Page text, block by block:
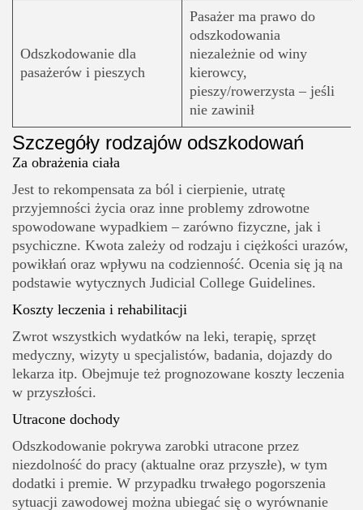
Odszkodowanie dla
pasażerów i pieszych
Pasażer ma prawo do
odszkodowania
niezależnie od winy
kierowcy,
pieszy/rowerzysta – jeśli
nie zawinił
Szczegóły rodzajów odszkodowań
Za obrażenia ciała
Jest to rekompensata za ból i cierpienie, utratę
przyjemności życia oraz inne problemy zdrowotne
spowodowane wypadkiem – zarówno fizyczne, jak i
psychiczne. Kwota zależy od rodzaju i ciężkości urazów,
powikłań oraz wpływu na codzienność. Ocenia się ją na
podstawie wytycznych Judicial College Guidelines.
Koszty leczenia i rehabilitacji
Zwrot wszystkich wydatków na leki, terapię, sprzęt
medyczny, wizyty u specjalistów, badania, dojazdy do
lekarza itp. Obejmuje też prognozowane koszty leczenia
w przyszłości.
Utracone dochody
Odszkodowanie pokrywa zarobki utracone przez
niezdolność do pracy (aktualne oraz przyszłe), w tym
dodatki i premie. W przypadku trwałego pogorszenia
sytuacji zawodowej można ubiegać się o wyrównanie